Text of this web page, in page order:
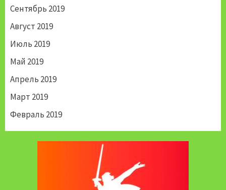
Сентябрь 2019
Август 2019
Июль 2019
Май 2019
Апрель 2019
Март 2019
Февраль 2019